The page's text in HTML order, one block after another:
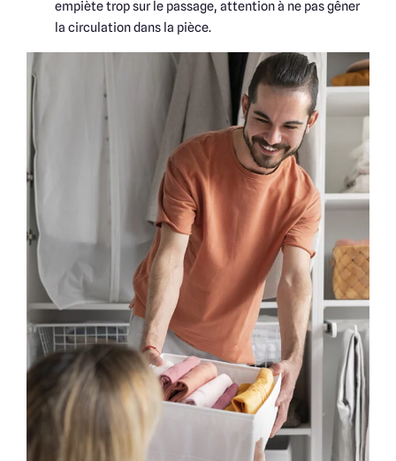
empiète trop sur le passage, attention à ne pas gêner
la circulation dans la pièce.